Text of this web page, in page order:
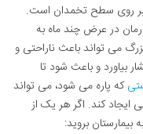
بر روی سطح تخمدان است.
در عرض چند ماه به
می تواند باعث ناراحتی و
بیاورد و باعث شود تا
که پاره می شود، می تواند
کند. اگر هر یک از
بیمارستان بروید: